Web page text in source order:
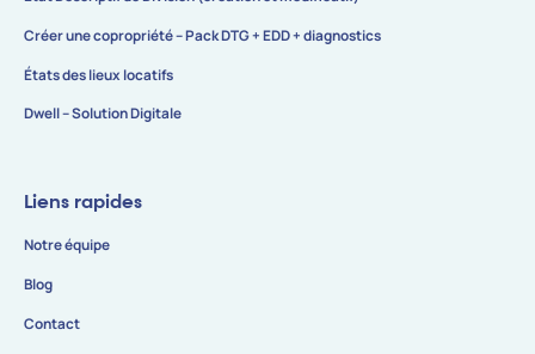
Créer une copropriété – Pack DTG + EDD + diagnostics
États des lieux locatifs
Dwell – Solution Digitale
Liens rapides
Notre équipe
Blog
Contact